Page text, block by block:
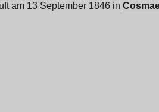
am 13 September 1846 in